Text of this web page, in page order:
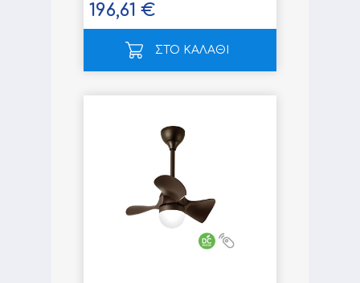
196,61 €
ΣΤΟ ΚΑΛΑΘΙ